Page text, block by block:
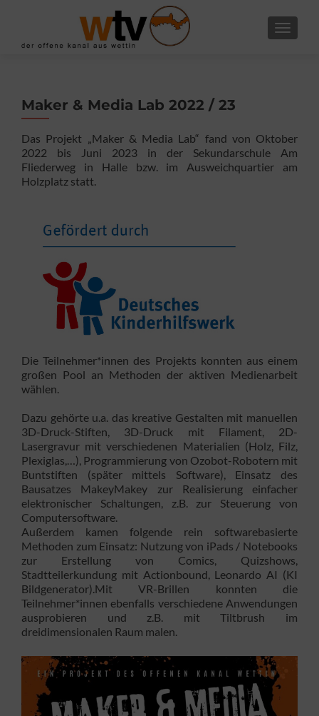
Maker & Media Lab 2022 / 23
Das Projekt „Maker & Media Lab“ fand von Oktober
2022 bis Juni 2023 in der Sekundarschule Am
Fliederweg in Halle bzw. im Ausweichquartier am
Holzplatz statt.
Die Teilnehmer*innen des Projekts konnten aus einem
großen Pool an Methoden der aktiven Medienarbeit
wählen.
Dazu gehörte u.a. das kreative Gestalten mit manuellen
3D-Druck-Stiften, 3D-Druck mit Filament, 2D-
Lasergravur mit verschiedenen Materialien (Holz, Filz,
Plexiglas,…), Programmierung von Ozobot-Robotern mit
Buntstiften (später mittels Software), Einsatz des
Bausatzes MakeyMakey zur Realisierung einfacher
elektronischer Schaltungen, z.B. zur Steuerung von
Computersoftware.
Außerdem kamen folgende rein softwarebasierte
Methoden zum Einsatz: Nutzung von iPads / Notebooks
zur Erstellung von Comics, Quizshows,
Stadtteilerkundung mit Actionbound, Leonardo AI (KI
Bildgenerator).Mit VR-Brillen konnten die
Teilnehmer*innen ebenfalls verschiedene Anwendungen
ausprobieren und z.B. mit Tiltbrush im
dreidimensionalen Raum malen.